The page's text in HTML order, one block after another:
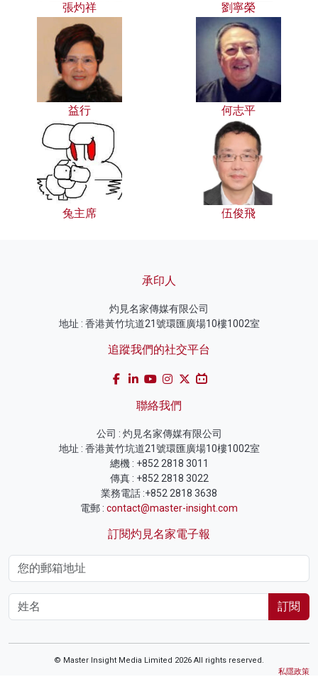
張灼祥 劉寧榮
益行 何志平
兔主席 伍俊飛
承印人
灼見名家傳媒有限公司
地址 : 香港黃竹坑道21號環匯廣場10樓1002室
追蹤我們的社交平台
聯絡我們
公司 : 灼見名家傳媒有限公司
地址 : 香港黃竹坑道21號環匯廣場10樓1002室
總機 : +852 2818 3011
傳真 : +852 2818 3022
業務電話 :+852 2818 3638
電郵 : contact@master-insight.com
訂閱灼見名家電子報
訂閱
© Master Insight Media Limited 2026 All rights reserved.
私隱政策